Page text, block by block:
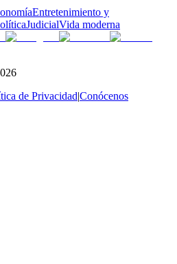
Entretenimiento y
JudicialVida moderna
de Privacidad|Conócenos